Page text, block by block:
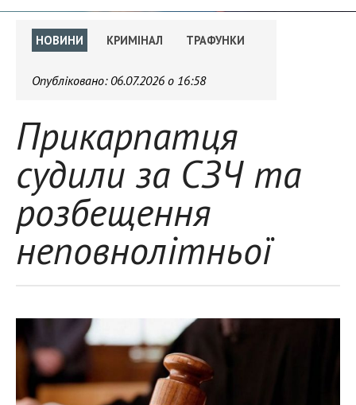
НОВИНИ КРИМІНАЛ ТРАФУНКИ
Опубліковано: 06.07.2026 о 16:58
Прикарпатця
судили за СЗЧ та
розбещення
неповнолітньої